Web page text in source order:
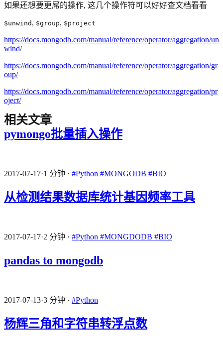
如果还想要更屌的操作, 这几个操作符可以好好查文档看看
$unwind , $group, $project
https://docs.mongodb.com/manual/reference/operator/aggregation/un
wind/
https://docs.mongodb.com/manual/reference/operator/aggregation/gr
oup/
https://docs.mongodb.com/manual/reference/operator/aggregation/pr
oject/
相关文章
pymongo批量插入操作
2017-07-17·1 分钟 · #Python #MONGODB #BIO
从检测结果数据库统计基因频率工具
2017-07-17·2 分钟 · #Python #MONGDODB #BIO
pandas to mongodb
2017-07-13·3 分钟 · #Python
杨辉三角和字符串转浮点数